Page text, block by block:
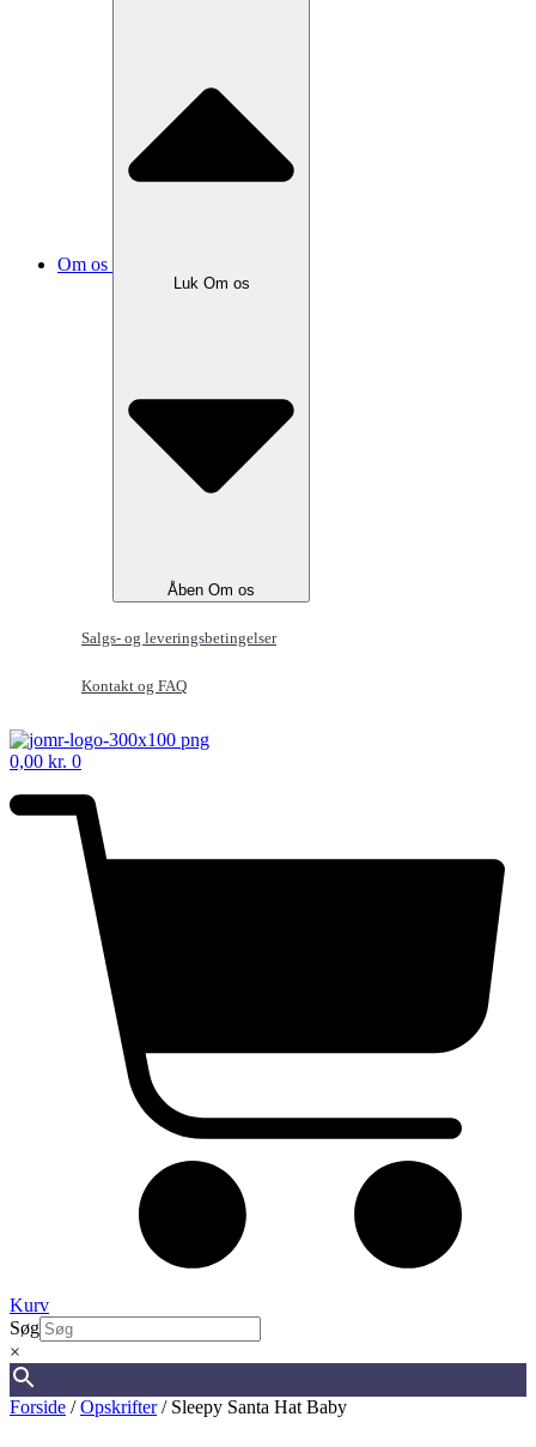
Om os
Luk Om os
Åben Om os
Salgs- og leveringsbetingelser
Kontakt og FAQ
0,00 kr. 0
Kurv
Søg
×
Forside /Opskrifter/ Sleepy Santa Hat Baby